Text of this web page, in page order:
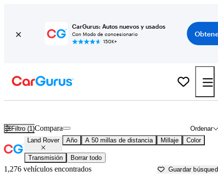
CarGurus: Autos nuevos y usados
Con Modo de concesionario
150K+
Filtro (1) Ordenar
Compara
Land Rover Año A 50 millas de distancia Millaje Color
Transmisión Borrar todo
1,276 vehículos encontrados Guardar